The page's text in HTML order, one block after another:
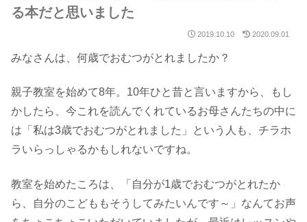
る本だと思いました
2019.10.10 2020.09.01
みなさんは、何歳でおむつがとれましたか？
親子教室を始めて8年。10年ひと昔と言いますから、もし
かしたら、今これを読んでくれているお母さんたちの中に
は「私は3歳でおむつがとれました」という人も、チラホ
ラいらっしゃるかもしれないですね。
教室を始めたころは、「自分が1歳でおむつがとれたか
ら、自分のこどももそうしてみたいんです～」なんてお声